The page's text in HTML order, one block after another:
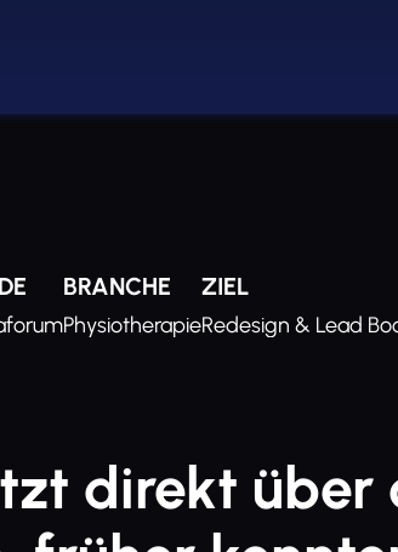
BRANCHE
Physiotherapie
ZIEL
Redesign & Lead
direkt über